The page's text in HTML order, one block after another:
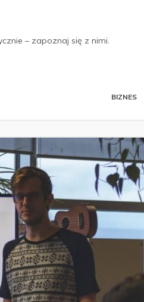
– zapoznaj się z nimi.
BIZNES